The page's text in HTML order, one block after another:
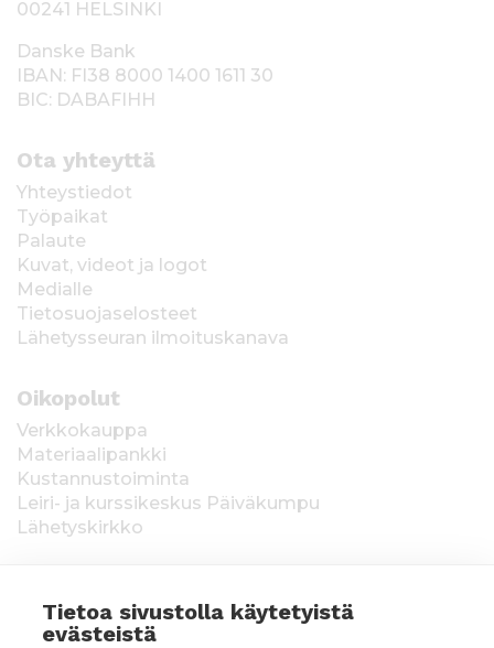
Tietoa sivustolla käytetyistä
evästeistä
00241 HELSINKI
Danske Bank
IBAN: FI38 8000 1400 1611 30
BIC: DABAFIHH
Ota yhteyttä
Yhteystiedot
Työpaikat
Palaute
Kuvat, videot ja logot
Medialle
Tietosuojaselosteet
Lähetysseuran ilmoituskanava
Oikopolut
Verkkokauppa
Materiaalipankki
Kustannustoiminta
Leiri- ja kurssikeskus Päiväkumpu
Lähetyskirkko